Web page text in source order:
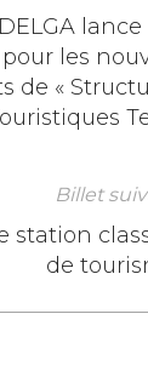
les
de «
Billet
station
de